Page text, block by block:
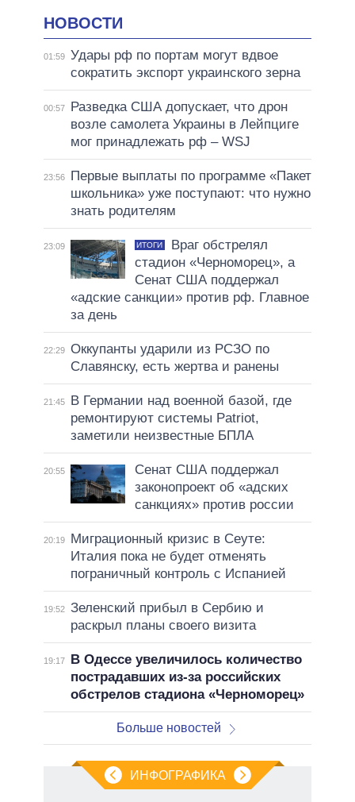
НОВОСТИ
01:59 Удары рф по портам могут вдвое
сократить экспорт украинского зерна
00:57
Разведка США допускает, что дрон
возле самолета Украины в Лейпциге
мог принадлежать рф – WSJ
23:56
Первые выплаты по программе «Пакет
школьника» уже поступают: что нужно
знать родителям
23:09 ИТОГИ
Враг обстрелял
стадион «Черноморец», а
Сенат США поддержал
«адские санкции» против рф. Главное
за день
22:29 Оккупанты ударили из РСЗО по
Славянску, есть жертва и ранены
21:45
В Германии над военной базой, где
ремонтируют системы Patriot,
заметили неизвестные БПЛА
20:55
Сенат США поддержал
законопроект об «адских
санкциях» против россии
20:19
Миграционный кризис в Сеуте:
Италия пока не будет отменять
пограничный контроль с Испанией
19:52 Зеленский прибыл в Сербию и
раскрыл планы своего визита
19:17
В Одессе увеличилось количество
пострадавших из-за российских
обстрелов стадиона «Черноморец»
Больше новостей
ИНФОГРАФИКА